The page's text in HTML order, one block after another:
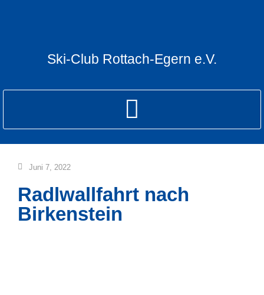
Ski-Club Rottach-Egern e.V.
Juni 7, 2022
Radlwallfahrt nach
Birkenstein